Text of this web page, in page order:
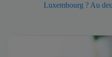
Luxembourg ? Au